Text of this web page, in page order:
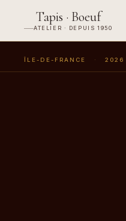
Tapis · Boeuf
ATELIER · DEPUIS 1950
ÎLE-DE-FRANCE · 2026